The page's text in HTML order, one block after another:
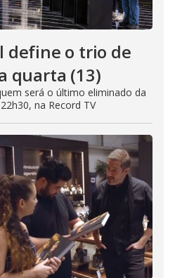
define o trio de
quarta (13)
será o último eliminado da
na Record TV